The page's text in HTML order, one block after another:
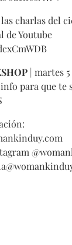
charlas del
de Youtube
| martes
para que te
@